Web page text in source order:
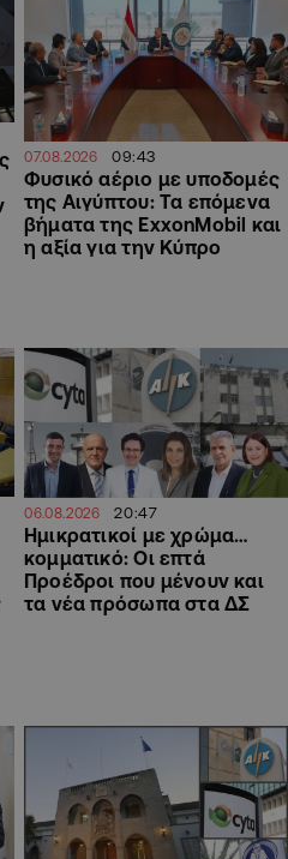
07.08.2026 09:43
Φυσικό αέριο με υποδομές
της Αιγύπτου: Τα επόμενα
βήματα της ExxonMobil και
η αξία για την Κύπρο
06.08.2026 20:47
Ημικρατικοί με χρώμα…
κομματικό: Οι επτά
Προέδροι που μένουν και
τα νέα πρόσωπα στα ΔΣ